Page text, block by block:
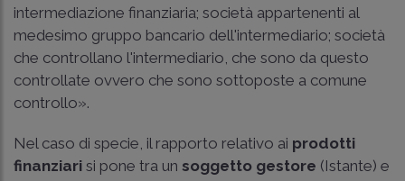
intermediazione finanziaria; società appartenenti al
medesimo gruppo bancario dell'intermediario; società
che controllano l'intermediario, che sono da questo
controllate ovvero che sono sottoposte a comune
controllo».
Nel caso di specie, il rapporto relativo ai prodotti
finanziari si pone tra un soggetto gestore (Istante) e